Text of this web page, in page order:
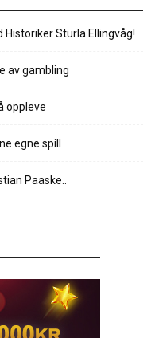
Historiker Sturla Ellingvåg!
av gambling
oppleve
egne spill
Paaske..